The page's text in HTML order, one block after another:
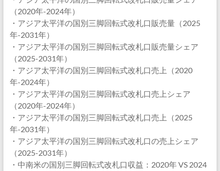
（2020年-2024年）
・アジア太平洋の国別三脚回転式改札口販売量（2025
年-2031年）
・アジア太平洋の国別三脚回転式改札口販売量シェア
（2025-2031年）
・アジア太平洋の国別三脚回転式改札口売上（2020
年-2024年）
・アジア太平洋の国別三脚回転式改札口売上シェア
（2020年-2024年）
・アジア太平洋の国別三脚回転式改札口売上（2025
年-2031年）
・アジア太平洋の国別三脚回転式改札口の売上シェア
（2025-2031年）
・中南米の国別三脚回転式改札口収益：2020年 VS 2024